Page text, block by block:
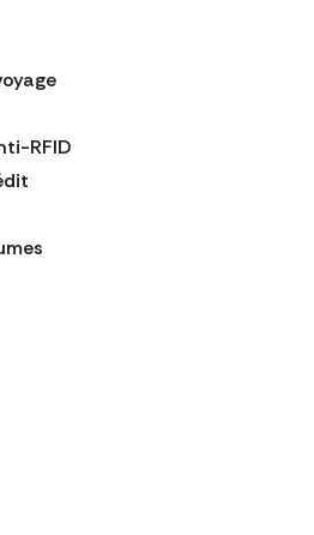
RFID